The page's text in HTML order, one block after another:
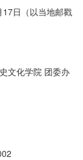
日（以当地邮戳
文化学院 团委办